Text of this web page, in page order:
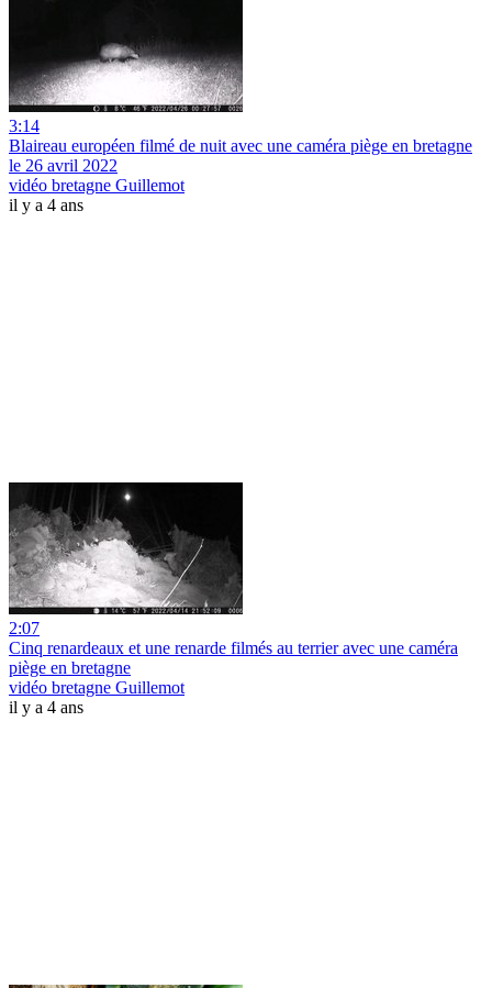
3:14
Blaireau européen filmé de nuit avec une caméra piège en bretagne
le 26 avril 2022
vidéo bretagne Guillemot
il y a 4 ans
2:07
Cinq renardeaux et une renarde filmés au terrier avec une caméra
piège en bretagne
vidéo bretagne Guillemot
il y a 4 ans